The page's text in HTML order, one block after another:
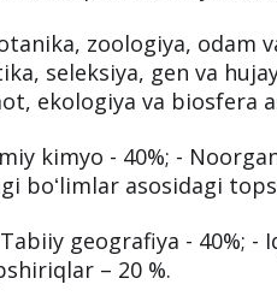
zoologiya, odam
seleksiya, gen va
ekologiya va biosfera
kimyo - 40%; -
boʻlimlar asosidagi
geografiya - 40%;
– 20 %.